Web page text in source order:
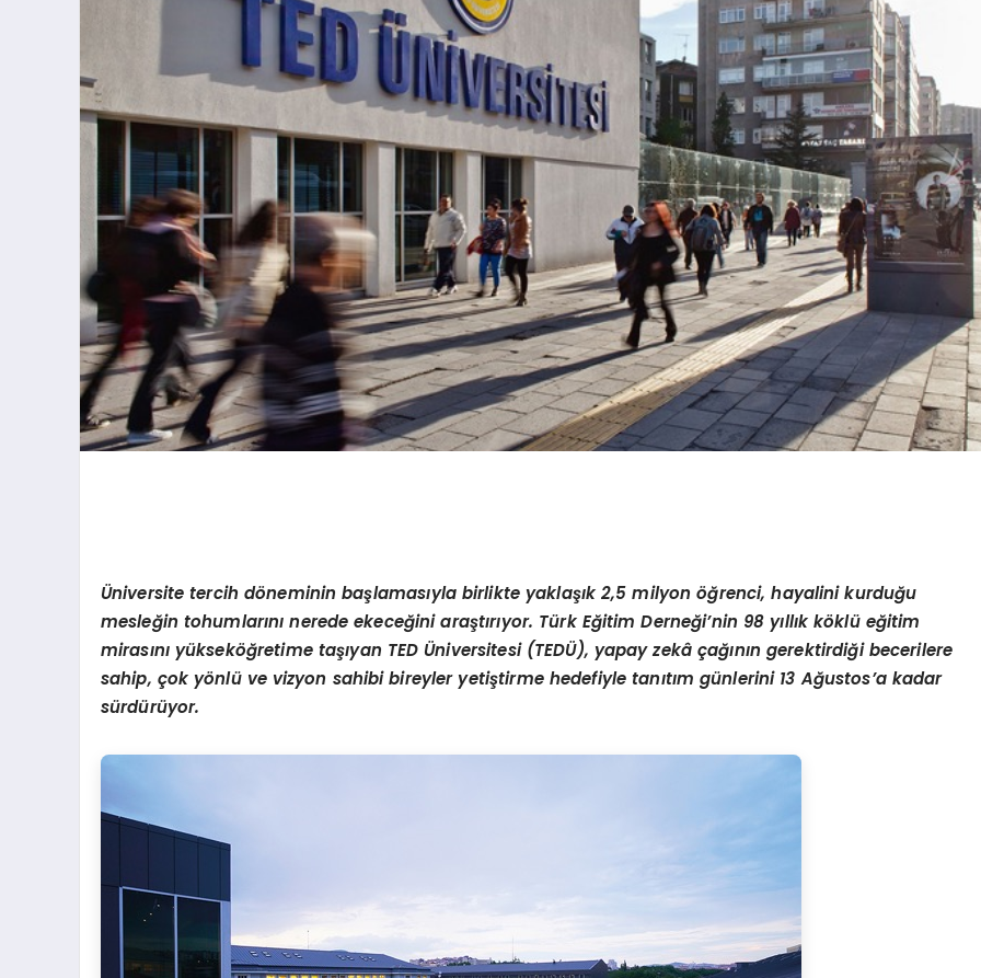
Üniversite tercih döneminin başlamasıyla birlikte yaklaşık 2,5 milyon öğrenci, hayalini kurduğu
mesleğin tohumlarını nerede ekeceğini araştırıyor. Türk Eğitim Derneği’nin 98 yıllık köklü eğitim
mirasını yükseköğretime taşıyan TED Üniversitesi (TEDÜ), yapay zekâ çağının gerektirdiği becerilere
sahip, çok yönlü ve vizyon sahibi bireyler yetiştirme hedefiyle tanıtım günlerini 13 Ağustos’a kadar
sürdürüyor.